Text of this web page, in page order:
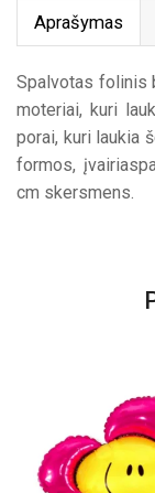
Aprašymas
Spalvotas folinis
moteriai, kuri
porai, kuri laukia
formos,
cm skersmens.